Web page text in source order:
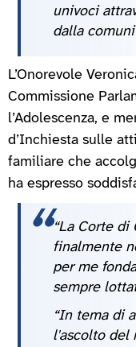
univoci
dalla
L’Onorevole
Commissione
l’Adolescenza, e
d’Inchiesta sulle
familiare che
ha espresso
“La Corte di
finalmente
per me
sempre
“In tema di
l'ascolto del